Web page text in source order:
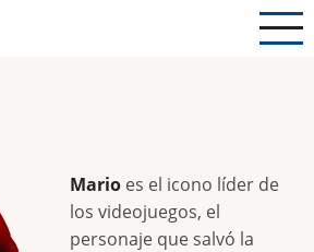
Mario es el icono líder de
los videojuegos, el
personaje que salvó la